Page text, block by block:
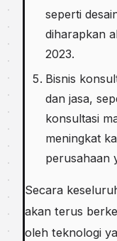
seperti
diharapkan
2023.
Bisnis
dan jasa,
konsultasi
meningkat
perusahaan
Secara
akan terus
oleh teknologi